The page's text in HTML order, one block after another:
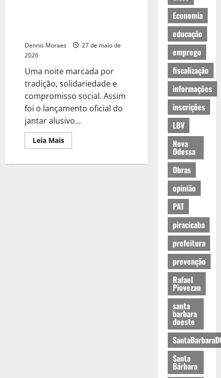
Dennis Moraes
27 de maio de
2026
Uma noite marcada por
tradição, solidariedade e
compromisso social. Assim
foi o lançamento oficial do
jantar alusivo...
Leia Mais
Economia
educação
emprego
fiscalização
informações
inscrições
LBV
Nova
Odessa
Obras
opinião
PAT
piracicaba
prefeitura
prevenção
Rafael
Piovezan
santa
barbara
doeste
Santa
Bárbara